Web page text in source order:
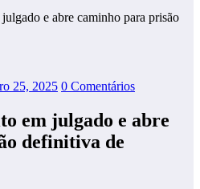
e abre caminho para prisão
25, 2025 0 Comentários
em julgado e abre
definitiva de